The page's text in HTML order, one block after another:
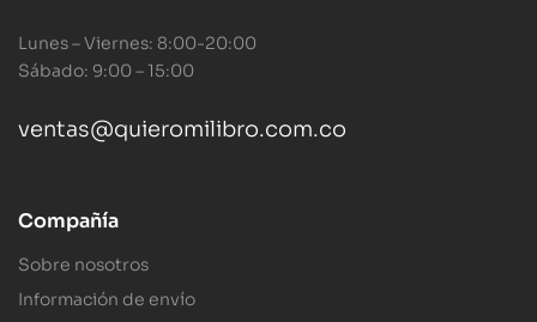
Lunes – Viernes: 8:00-20:00
Sábado: 9:00 – 15:00
ventas@quieromilibro.com.co
Compañía
Sobre nosotros
Información de envío